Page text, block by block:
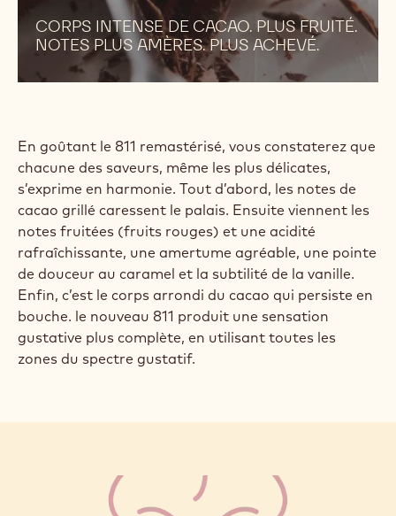
CORPS INTENSE DE CACAO. PLUS FRUITÉ.
NOTES PLUS AMÈRES. PLUS ACHEVÉ.
En goûtant le 811 remastérisé, vous constaterez que
chacune des saveurs, même les plus délicates,
s’exprime en harmonie. Tout d’abord, les notes de
cacao grillé caressent le palais. Ensuite viennent les
notes fruitées (fruits rouges) et une acidité
rafraîchissante, une amertume agréable, une pointe
de douceur au caramel et la subtilité de la vanille.
Enfin, c’est le corps arrondi du cacao qui persiste en
bouche. le nouveau 811 produit une sensation
gustative plus complète, en utilisant toutes les
zones du spectre gustatif.